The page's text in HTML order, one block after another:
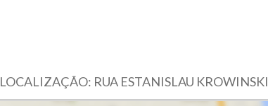
LOCALIZAÇÃO: RUA ESTANISLAU